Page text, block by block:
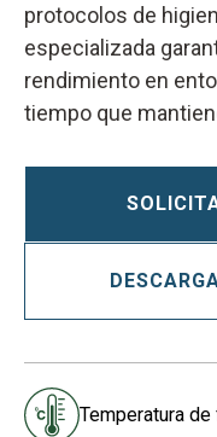
protocolos de
especializada
rendimiento en
tiempo que
Temperatura